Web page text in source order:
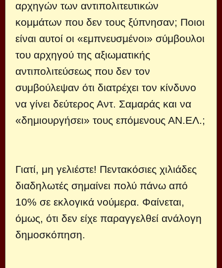
αρχηγών των αντιπολιτευτικών
κομμάτων που δεν τους ξύπνησαν; Ποιοι
είναι αυτοί οι «εμπνευσμένοι» σύμβουλοι
του αρχηγού της αξιωματικής
αντιπολιτεύσεως που δεν τον
συμβούλεψαν ότι διατρέχει τον κίνδυνο
να γίνει δεύτερος Αντ. Σαμαράς και να
«δημιουργήσει» τους επόμενους ΑΝ.ΕΛ.;
Γιατί, μη γελιέστε! Πεντακόσιες χιλιάδες
διαδηλωτές σημαίνει πολύ πάνω από
10% σε εκλογικά νούμερα. Φαίνεται,
όμως, ότι δεν είχε παραγγελθεί ανάλογη
δημοσκόπηση.